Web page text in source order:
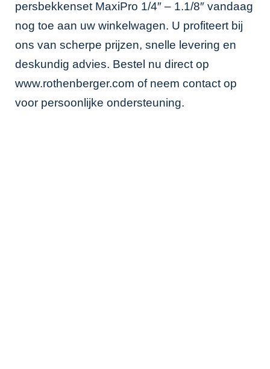
persbekkenset MaxiPro 1/4″ – 1.1/8″ vandaag
nog toe aan uw winkelwagen. U profiteert bij
ons van scherpe prijzen, snelle levering en
deskundig advies. Bestel nu direct op
www.rothenberger.com of neem contact op
voor persoonlijke ondersteuning.